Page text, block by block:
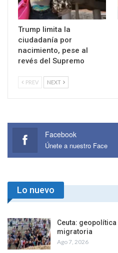
Trump limita la
ciudadanía por
nacimiento, pese al
revés del Supremo
PREV NEXT
Facebook
Únete a nuestro Face
Lo nuevo
Ceuta:
migratoria
Ago 7, 2026